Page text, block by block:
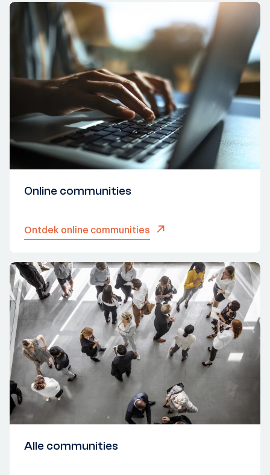
Online communities
Ontdek online communities
Alle communities